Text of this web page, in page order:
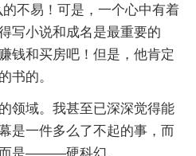
不易！可是，一个心中有着
写小说和成名是最重要的
钱和买房吧！但是，他肯定
书的。
领域。我甚至已深深觉得能
是一件多么了不起的事，而